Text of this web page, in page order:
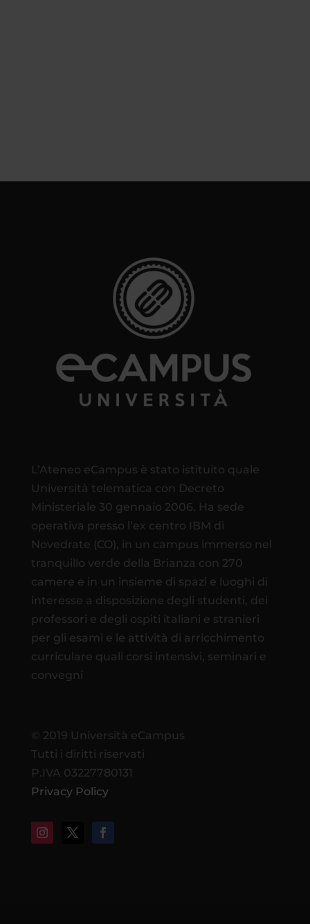
L’Ateneo eCampus è stato istituito quale
Università telematica con Decreto
Ministeriale 30 gennaio 2006. Ha sede
operativa presso l’ex centro IBM di
Novedrate (CO), in un campus immerso nel
tranquillo verde della Brianza con 270
camere e in un insieme di spazi e luoghi di
interesse a disposizione degli studenti, dei
professori e degli ospiti italiani e stranieri
per gli esami e le attività di arricchimento
curriculare quali corsi intensivi, seminari e
convegni
© 2019 Università eCampus
Tutti i diritti riservati
P.IVA 03227780131
Privacy Policy